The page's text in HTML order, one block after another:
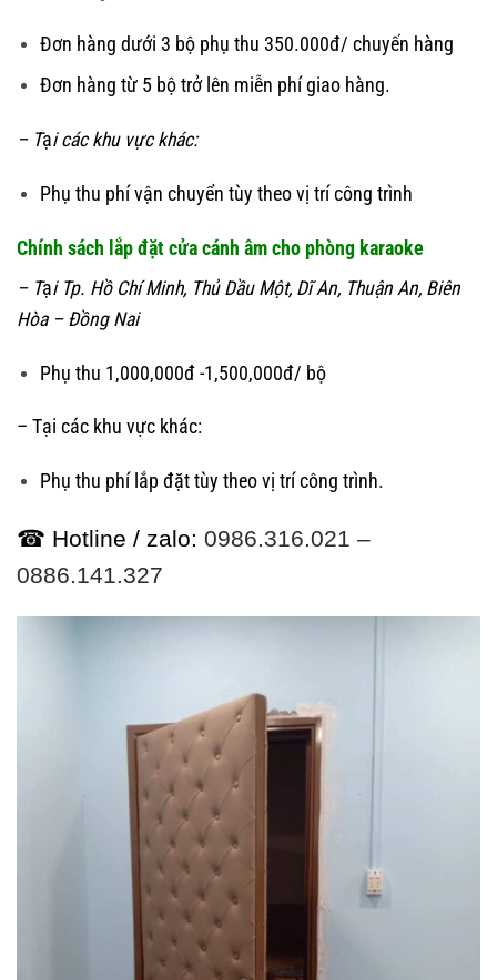
Đơn hàng dưới 3 bộ phụ thu 350.000đ/ chuyến hàng
Đơn hàng từ 5 bộ trở lên miễn phí giao hàng.
– Tại các khu vực khác:
Phụ thu phí vận chuyển tùy theo vị trí công trình
Chính sách lắp đặt cửa cánh âm cho phòng karaoke
– Tại Tp. Hồ Chí Minh, Thủ Dầu Một, Dĩ An, Thuận An, Biên
Hòa – Đồng Nai
Phụ thu 1,000,000đ -1,500,000đ/ bộ
– Tại các khu vực khác:
Phụ thu phí lắp đặt tùy theo vị trí công trình.
☎ Hotline / zalo: 0986.316.021 –
0886.141.327